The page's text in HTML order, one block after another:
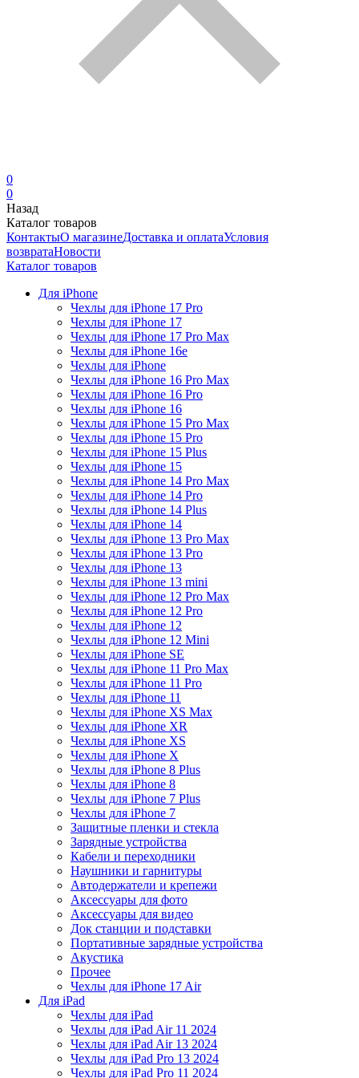
0
0
Назад
Каталог товаров
КонтактыО магазинеДоставка и оплатаУсловия
возвратаНовости
Каталог товаров
Для iPhone
Чехлы для iPhone 17 Pro
Чехлы для iPhone 17
Чехлы для iPhone 17 Pro Max
Чехлы для iPhone 16e
Чехлы для iPhone
Чехлы для iPhone 16 Pro Max
Чехлы для iPhone 16 Pro
Чехлы для iPhone 16
Чехлы для iPhone 15 Pro Max
Чехлы для iPhone 15 Pro
Чехлы для iPhone 15 Plus
Чехлы для iPhone 15
Чехлы для iPhone 14 Pro Max
Чехлы для iPhone 14 Pro
Чехлы для iPhone 14 Plus
Чехлы для iPhone 14
Чехлы для iPhone 13 Pro Max
Чехлы для iPhone 13 Pro
Чехлы для iPhone 13
Чехлы для iPhone 13 mini
Чехлы для iPhone 12 Pro Max
Чехлы для iPhone 12 Pro
Чехлы для iPhone 12
Чехлы для iPhone 12 Mini
Чехлы для iPhone SE
Чехлы для iPhone 11 Pro Max
Чехлы для iPhone 11 Pro
Чехлы для iPhone 11
Чехлы для iPhone XS Max
Чехлы для iPhone XR
Чехлы для iPhone XS
Чехлы для iPhone X
Чехлы для iPhone 8 Plus
Чехлы для iPhone 8
Чехлы для iPhone 7 Plus
Чехлы для iPhone 7
Защитные пленки и стекла
Зарядные устройства
Кабели и переходники
Наушники и гарнитуры
Автодержатели и крепежи
Аксессуары для фото
Аксессуары для видео
Док станции и подставки
Портативные зарядные устройства
Акустика
Прочее
Чехлы для iPhone 17 Air
Для iPad
Чехлы для iPad
Чехлы для iPad Air 11 2024
Чехлы для iPad Air 13 2024
Чехлы для iPad Pro 13 2024
Чехлы для iPad Pro 11 2024